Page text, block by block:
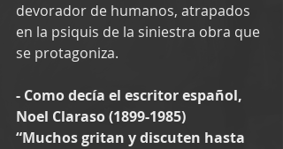
devorador de humanos, atrapados
en la psiquis de la siniestra obra que
se protagoniza.
- Como decía el escritor español,
Noel Claraso (1899-1985)
“Muchos gritan y discuten hasta